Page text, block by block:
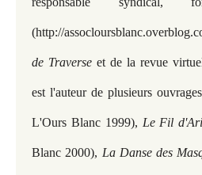
(http://
de Traverse et de la revue
est l'auteur de plusieurs
L'Ours Blanc 1999), Le Fil
Blanc 2000), La Danse des